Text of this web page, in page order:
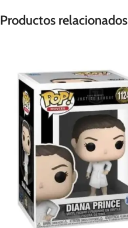
Productos relacionados